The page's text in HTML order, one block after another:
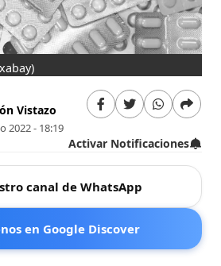
Vistazo
2022 - 18:19
Activar Notificaciones
canal de WhatsApp
en Google Discover